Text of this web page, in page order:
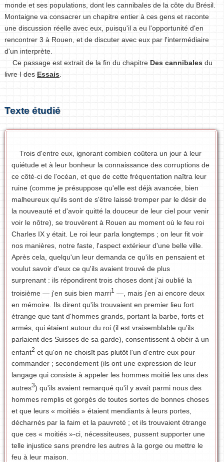
monde et ses populations, dont les cannibales de la côte du Brésil.
Montaigne va consacrer un chapitre entier à ces gens et raconte
une discussion réelle avec eux, puisqu'il a eu l'opportunité d'en
rencontrer 3 à Rouen, et de discuter avec eux par l'intermédiaire
d'un interprète.
Ce passage est extrait de la fin du chapitre Des cannibales du
livre I des Essais
Texte étudié
Trois d'entre eux, ignorant combien coûtera un jour à leur
quiétude et à leur bonheur la connaissance des corruptions de
ce côté-ci de l'océan, et que de cette fréquentation naîtra leur
ruine (comme je présuppose qu'elle est déjà avancée, bien
malheureux qu'ils sont de s'être laissé tromper par le désir de
la nouveauté et d'avoir quitté la douceur de leur ciel pour venir
voir le nôtre), se trouvèrent à Rouen au moment où le feu roi
Charles IX y était. Le roi leur parla longtemps ; on leur fit voir
nos manières, notre faste, l'aspect extérieur d'une belle ville.
Après cela, quelqu'un leur demanda ce qu'ils en pensaient et
voulut savoir d'eux ce qu'ils avaient trouvé de plus
surprenant : ils répondirent trois choses dont j'ai oublié la
troisième — j'en suis bien marri1 —, mais j'en ai encore deux
en mémoire. Ils dirent qu'ils trouvaient en premier lieu fort
étrange que tant d'hommes grands, portant la barbe, forts et
armés, qui étaient autour du roi (il est vraisemblable qu'ils
parlaient des Suisses de sa garde), consentissent à obéir à un
enfant2 et qu'on ne choisît pas plutôt l'un d'entre eux pour
commander ; secondement (ils ont une expression de leur
langage qui consiste à appeler les hommes moitié les uns des
autres3) qu'ils avaient remarqué qu'il y avait parmi nous des
hommes remplis et gorgés de toutes sortes de bonnes choses
et que leurs « moitiés » étaient mendiants à leurs portes,
décharnés par la faim et la pauvreté ; et ils trouvaient étrange
que ces « moitiés »-ci, nécessiteuses, pussent supporter une
telle injustice sans prendre les autres à la gorge ou mettre le
feu à leur maison.